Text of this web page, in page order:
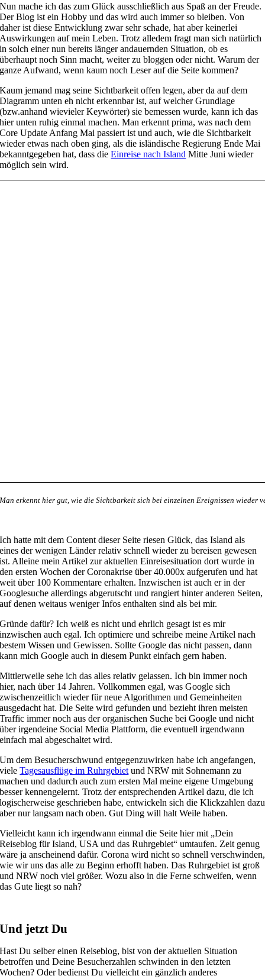
Nun mache ich das zum Glück ausschließlich aus Spaß an der Freude.
Der Blog ist ein Hobby und das wird auch immer so bleiben. Von
daher ist diese Entwicklung zwar sehr schade, hat aber keinerlei
Auswirkungen auf mein Leben. Trotz alledem fragt man sich natürlich
in solch einer nun bereits länger andauernden Situation, ob es
überhaupt noch Sinn macht, weiter zu bloggen oder nicht. Warum der
ganze Aufwand, wenn kaum noch Leser auf die Seite kommen?
Kaum jemand mag seine Sichtbarkeit offen legen, aber da auf dem
Diagramm unten eh nicht erkennbar ist, auf welcher Grundlage
(bzw.anhand wievieler Keywörter) sie bemessen wurde, kann ich das
hier unten ruhig einmal machen. Man erkennt prima, was nach dem
Core Update Anfang Mai passiert ist und auch, wie die Sichtbarkeit
wieder etwas nach oben ging, als die isländische Regierung Ende Mai
bekanntgegeben hat, dass dieEinreise nach Island Mitte Juni wieder
möglich sein wird.
Man erkennt hier gut, wie die Sichtbarkeit sich bei einzelnen Ereignissen wieder
Ich hatte mit dem Content dieser Seite riesen Glück, das Island als
eines der wenigen Länder relativ schnell wieder zu bereisen gewesen
ist. Alleine mein Artikel zur aktuellen Einreisesituation dort wurde in
den ersten Wochen der Coronakrise über 40.000x aufgerufen und hat
weit über 100 Kommentare erhalten. Inzwischen ist auch er in der
Googlesuche allerdings abgerutscht und rangiert hinter anderen Seiten,
auf denen weitaus weniger Infos enthalten sind als bei mir.
Gründe dafür? Ich weiß es nicht und ehrlich gesagt ist es mir
inzwischen auch egal. Ich optimiere und schreibe meine Artikel nach
bestem Wissen und Gewissen. Sollte Google das nicht passen, dann
kann mich Google auch in diesem Punkt einfach gern haben.
Mittlerweile sehe ich das alles relativ gelassen. Ich bin immer noch
hier, nach über 14 Jahren. Vollkommen egal, was Google sich
zwischenzeitlich wieder für neue Algorithmen und Gemeinheiten
ausgedacht hat. Die Seite wird gefunden und bezieht ihren meisten
Traffic immer noch aus der organischen Suche bei Google und nicht
über irgendeine Social Media Plattform, die eventuell irgendwann
einfach mal abgeschaltet wird.
Um dem Besucherschwund entgegenzuwirken habe ich angefangen,
vieleTagesausflüge im Ruhrgebiet und NRW mit Sohnemann zu
machen und dadurch auch zum ersten Mal meine eigene Umgebung
besser kennengelernt. Trotz der entsprechenden Artikel dazu, die ich
logischerweise geschrieben habe, entwickeln sich die Klickzahlen dazu
aber nur langsam nach oben. Gut Ding will halt Weile haben.
Vielleicht kann ich irgendwann einmal die Seite hier mit „Dein
Reiseblog für Island, USA und das Ruhrgebiet“ umtaufen. Zeit genug
wäre ja anscheinend dafür. Corona wird nicht so schnell verschwinden,
wie wir uns das alle zu Beginn erhofft haben. Das Ruhrgebiet ist groß
und NRW noch viel größer. Wozu also in die Ferne schweifen, wenn
das Gute liegt so nah?
Und jetzt Du
Hast Du selber einen Reiseblog, bist von der aktuellen Situation
betroffen und Deine Besucherzahlen schwinden in den letzten
Wochen? Oder bedienst Du vielleicht ein gänzlich anderes